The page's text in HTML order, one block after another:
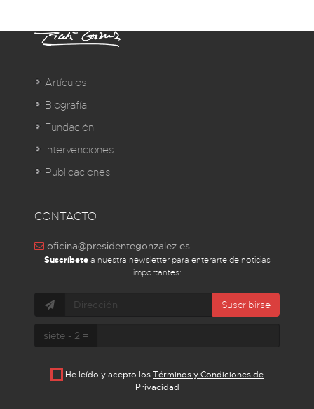
Artículos
Biografía
Fundación
Intervenciones
Publicaciones
CONTACTO
oficina@presidentegonzalez.es
Suscríbetea nuestra newsletter para enterarte de noticias
importantes:
Suscribirse
siete - 2 =
He leído y acepto losTérminos y Condiciones de
Privacidad